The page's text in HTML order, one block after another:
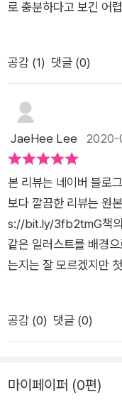
로 충분하다고 보긴 어
의 스크립트 언어에서
능이 비주얼스튜디오에
쩔 수 없이 C#의 특성
각보다 생산성이 나오
절차지향, 함수형 프로
점이라고 생각되지만,
객체라는 용어를 그대
로 생각하는 최고의 장
가 생각하는 흐름에 맞
름이 끊어지는 느낌이
은 보통 C#의 발전 양
서 추가된 기능이 어떤
이 어땠을까하는 아쉬
다고해서, 당장 최신
공감 (1) 댓글 (0)
JaeHee Lee 2020-
본 리뷰는 네이버 블로
보다 깔끔한 리뷰는 원
s://bit.ly/3fb2tmG책의
같은 일러스트를 배경
는지는 잘 모르겠지만
C# 을 정석답게 다루
차에 무수히 많은 컨텐
대한 믿음C# 책은 이
책의 특히 장점은 바로
공감 (0) 댓글 (0)
마이페이퍼 (0편)